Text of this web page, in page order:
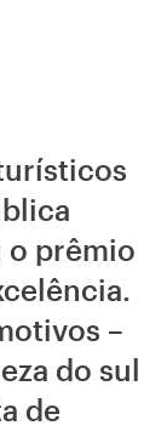
o prêmio
–
do sul
de